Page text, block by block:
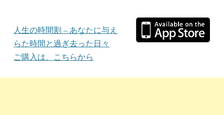
人生の時間割 – あなたに与え
らた時間と過ぎ去った日々
ご購入は、こちらから